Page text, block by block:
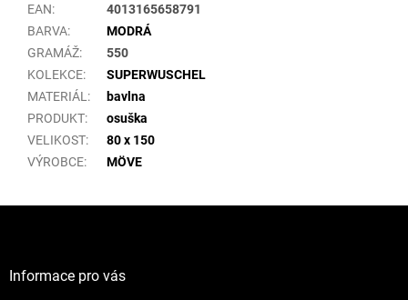
EAN:
4013165658791
BARVA:
MODRÁ
GRAMÁŽ:
550
KOLEKCE:
SUPERWUSCHEL
MATERIÁL :
bavlna
PRODUKT:
osuška
VELIKOST:
80 x 150
VÝROBCE: MÖVE
Informace pro vás